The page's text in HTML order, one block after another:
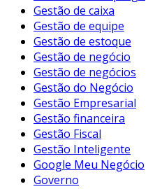
Gestão de caixa
Gestão de equipe
Gestão de estoque
Gestão de negócio
Gestão de negócios
Gestão do Negócio
Gestão Empresarial
Gestão financeira
Gestão Fiscal
Gestão Inteligente
Google Meu Negócio
Governo